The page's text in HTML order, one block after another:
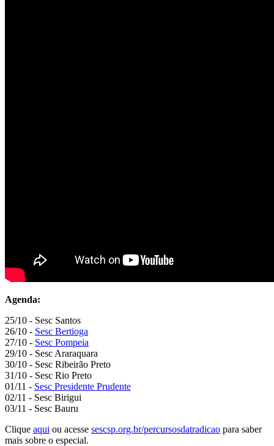
Agenda:
25/10 - Sesc Santos
26/10 - Sesc Bertioga
27/10 - Sesc Pompeia
29/10 - Sesc Araraquara
30/10 - Sesc Ribeirão Preto
31/10 - Sesc Rio Preto
01/11 - Sesc Presidente Prudente
02/11 - Sesc Birigui
03/11 - Sesc Bauru
Clique aqui ou acesse sescsp.org.br/percursosdatradicao para saber
mais sobre o especial.